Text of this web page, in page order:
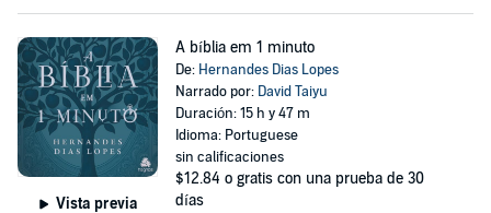
Vista previa
A bíblia em 1 minuto
De: Hernandes Dias Lopes
Narrado por: David Taiyu
Duración: 15 h y 47 m
Idioma: Portuguese
sin calificaciones
$12.84 o gratis con una prueba de 30
días